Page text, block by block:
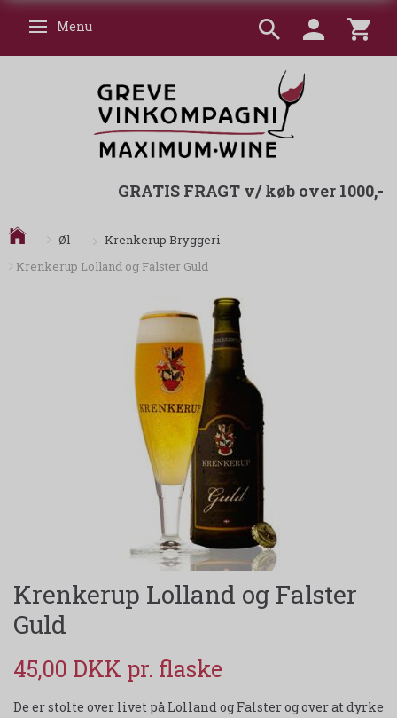
Skifte navigation
Menu
GRATIS FRAGT v/ køb over 1000,-
Øl
Krenkerup Bryggeri
Krenkerup Lolland og Falster Guld
Krenkerup Lolland og Falster
Guld
45,00 DKK
De er stolte over livet på Lolland og Falster og over at dyrke